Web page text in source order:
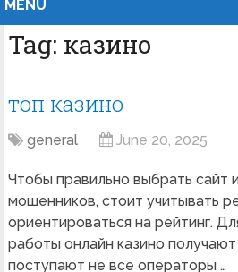
MENU
Tag: казино
топ казино
general June 20, 2025
Чтобы правильно выбрать сайт
мошенников, стоит учитывать
ориентироваться на рейтинг.
работы онлайн казино
поступают не все операторы …